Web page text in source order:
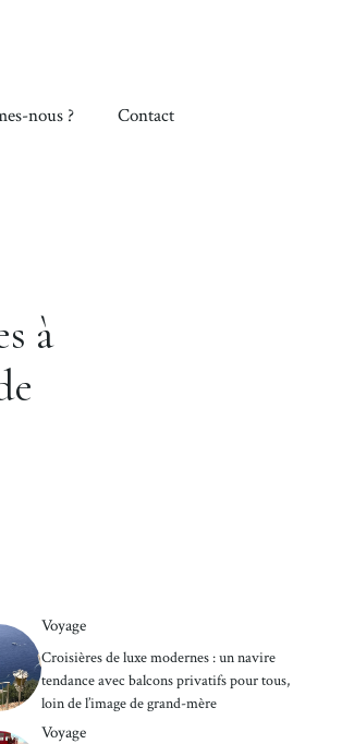
nous ? Contact
à
Voyage
Croisières de luxe modernes : un navire
tendance avec balcons privatifs pour tous,
loin de l’image de grand-mère
Voyage